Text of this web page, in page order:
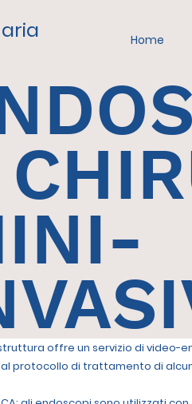
Home
offre un servizio di video-
protocollo di trattamento di